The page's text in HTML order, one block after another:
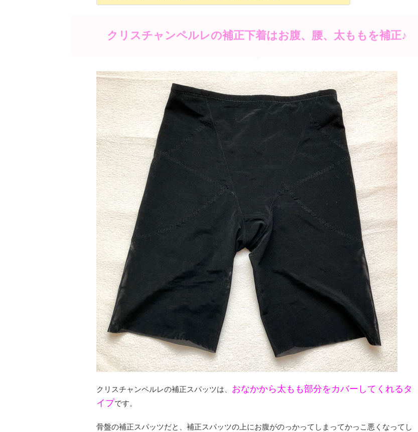
クリスチャンペルレの補正下着はお腹、腰、太ももを補正♪
クリスチャンペルレの補正スパッツは、 おなかから太もも部分をカバーしてくれるタ
イプです。
骨盤の補正スパッツだと、補正スパッツの上にお腹がのっかってしまってかっこ悪くなってし